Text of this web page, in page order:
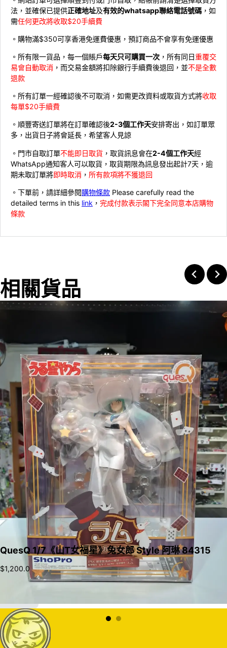
法，並確保已提供正確地址及有效的whatsapp聯絡電話號碼 ，如
需任何更改將收取$20手續費
。購物滿$350可享香港免運費優惠，預訂商品不會享有免運優惠
。所有限一貨品，每一個賬戶每天只可購買一次 ，所有同日重覆交
易會自動取消 ，而交易金額將扣除銀行手續費後退回，並不是全數
退款
。所有訂單一經確認後不可取消，如需更改資料或取貨方式將收取
每單$20手續費
。順豐寄送訂單將在訂單確認後2-3個工作天安排寄出，如訂單眾
多，出貨日子將會延長，希望客人見諒
。門市自取訂單不能即日取貨 ，取貨訊息會在2-4個工作天經
WhatsApp通知客人可以取貨，取貨期限為訊息發出起計7天，逾
期未取訂單將即時取消 ， 所有款項將不獲退回
。下單前，請詳細參閱購物條款 Please carefully read the
detailed terms in this link ， 完成付款表示閣下完全同意本店購物
條款
相關貨品
QuesQ 1/7《山T女福星》兔女郎 Style 阿琳 84315
$1,200.0